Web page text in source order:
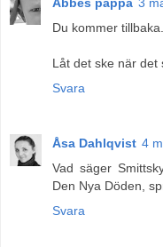
Du kommer
Låt det ske när det
Svara
Åsa Dahlqvist 4
Vad säger
Den Nya Döden,
Svara